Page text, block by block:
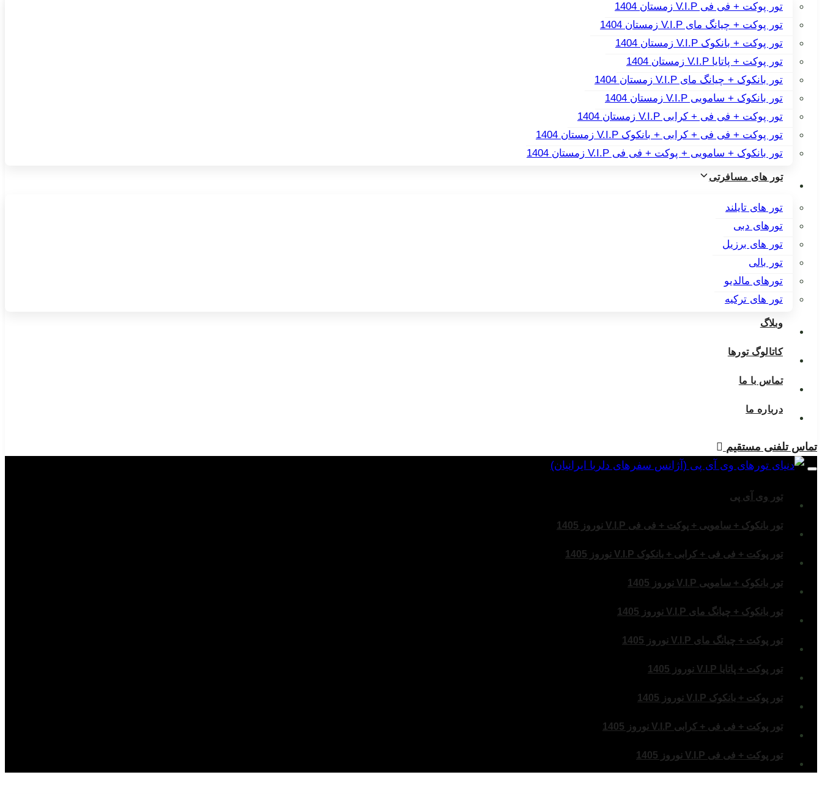
تور پوکت + فی فی V.I.P زمستان 1404
تور پوکت + چیانگ مای V.I.P زمستان 1404
تور پوکت + بانکوک V.I.P زمستان 1404
تور پوکت + پاتایا V.I.P زمستان 1404
تور بانکوک + چیانگ مای V.I.P زمستان 1404
تور بانکوک + سامویی V.I.P زمستان 1404
تور پوکت + فی فی + کرابی V.I.P زمستان 1404
تور پوکت + فی فی + کرابی + بانکوک V.I.P زمستان 1404
تور بانکوک + سامویی + پوکت + فی فی V.I.P زمستان 1404
تور های مسافرتی
تور های تایلند
تورهای دبی
تور های برزیل
تور بالی
تورهای مالدیو
تور های ترکیه
وبلاگ
کاتالوگ تورها
تماس با ما
درباره ما
تماس تلفنی مستقیم
Toggle
تور وی آی پی
تور بانکوک + سامویی + پوکت + فی فی V.I.P نوروز 1405
تور پوکت + فی فی + کرابی + بانکوک V.I.P نوروز 1405
تور بانکوک + سامویی V.I.P نوروز 1405
تور بانکوک + چیانگ مای V.I.P نوروز 1405
تور پوکت + چیانگ مای V.I.P نوروز 1405
تور پوکت + پاتایا V.I.P نوروز 1405
تور پوکت + بانکوک V.I.P نوروز 1405
تور پوکت + فی فی + کرابی V.I.P نوروز 1405
تور پوکت + فی فی V.I.P نوروز 1405